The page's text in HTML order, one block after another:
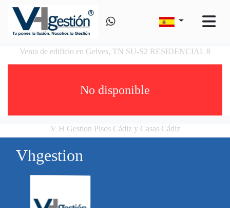
Venta de edificio en Gelves, TN SU-S2 RESIDENCIAL 8
No disponible
V H Gestion Pisos Cádiz y Casas Cádiz
Vhgestion